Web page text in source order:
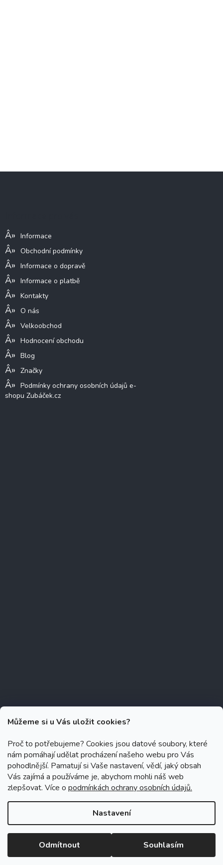
Můžeme si u Vás uložit cookies?
Proč to potřebujeme? Cookies jsou datové soubory, které
nám pomáhají udělat procházení našeho webu pro Vás
pohodlnější. Pamatují si Vaše nastavení, vědí, jaký obsah
Vás zajímá a používáme je, abychom mohli náš web
zlepšovat. Více o podmínkách ochrany osobních údajů.
Nastavení
Odmítnout Souhlasím
Informace
Obchodní podmínky
Informace o dopravě
Informace o platbě
Kontakty
O nás
Velkoobchod
Hodnocení obchodu
Blog
Značky
Podmínky ochrany osobních údajů e-
shopu Zubáček.cz
Copyright 2026 Zubáček.cz . Všechna práva vyhrazena.
Upravit
nastavení cookies
Grafický návrh vytvořil a na Shoptet implementoval Tomáš Hlad
Shoptetak.cz.